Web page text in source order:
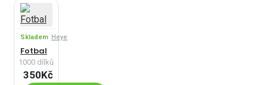
Skladem Heye
Fotbal
1000 dílků
350Kč